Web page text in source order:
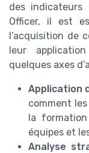
des indicateurs
Officer, il est
l’acquisition de
leur
quelques axes
Application
comment
la
équipes et
Analyse